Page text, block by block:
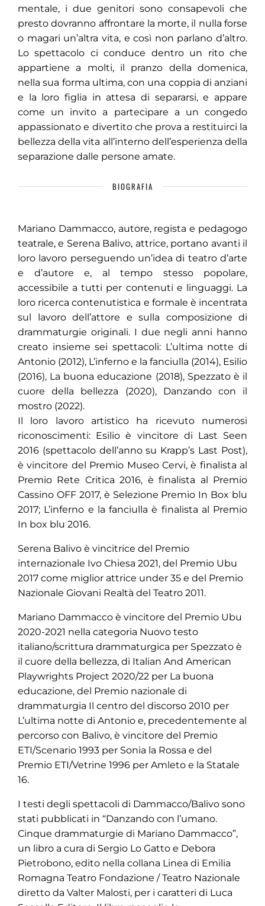
mentale, i due genitori sono consapevoli che
presto dovranno affrontare la morte, il nulla forse
o magari un’altra vita, e così non parlano d’altro.
Lo spettacolo ci conduce dentro un rito che
appartiene a molti, il pranzo della domenica,
nella sua forma ultima, con una coppia di anziani
e la loro figlia in attesa di separarsi, e appare
come un invito a partecipare a un congedo
appassionato e divertito che prova a restituirci la
bellezza della vita all’interno dell’esperienza della
separazione dalle persone amate.
BIOGRAFIA
Mariano Dammacco, autore, regista e pedagogo
teatrale, e Serena Balivo, attrice, portano avanti il
loro lavoro perseguendo un’idea di teatro d’arte
e d’autore e, al tempo stesso popolare,
accessibile a tutti per contenuti e linguaggi. La
loro ricerca contenutistica e formale è incentrata
sul lavoro dell’attore e sulla composizione di
drammaturgie originali. I due negli anni hanno
creato insieme sei spettacoli: L’ultima notte di
Antonio (2012), L’inferno e la fanciulla (2014), Esilio
(2016), La buona educazione (2018), Spezzato è il
cuore della bellezza (2020), Danzando con il
mostro (2022).
Il loro lavoro artistico ha ricevuto numerosi
riconoscimenti: Esilio è vincitore di Last Seen
2016 (spettacolo dell’anno su Krapp’s Last Post),
è vincitore del Premio Museo Cervi, è finalista al
Premio Rete Critica 2016, è finalista al Premio
Cassino OFF 2017, è Selezione Premio In Box blu
2017; L’inferno e la fanciulla è finalista al Premio
In box blu 2016.
Serena Balivo è vincitrice del Premio
internazionale Ivo Chiesa 2021, del Premio Ubu
2017 come miglior attrice under 35 e del Premio
Nazionale Giovani Realtà del Teatro 2011.
Mariano Dammacco è vincitore del Premio Ubu
2020-2021 nella categoria Nuovo testo
italiano/scrittura drammaturgica per Spezzato è
il cuore della bellezza, di Italian And American
Playwrights Project 2020/22 per La buona
educazione, del Premio nazionale di
drammaturgia Il centro del discorso 2010 per
L’ultima notte di Antonio e, precedentemente al
percorso con Balivo, è vincitore del Premio
ETI/Scenario 1993 per Sonia la Rossa e del
Premio ETI/Vetrine 1996 per Amleto e la Statale
16.
I testi degli spettacoli di Dammacco/Balivo sono
stati pubblicati in “Danzando con l’umano.
Cinque drammaturgie di Mariano Dammacco”,
un libro a cura di Sergio Lo Gatto e Debora
Pietrobono, edito nella collana Linea di Emilia
Romagna Teatro Fondazione / Teatro Nazionale
diretto da Valter Malosti, per i caratteri di Luca